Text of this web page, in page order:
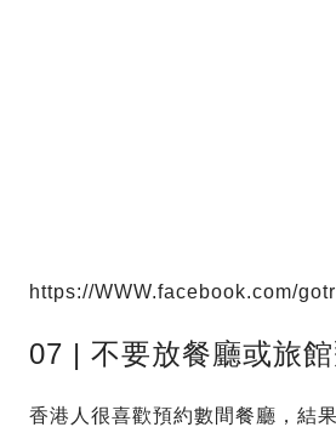
https://WWW.facebook.com/
07 | 不要放餐廳或旅
香港人很喜歡預約數間餐廳，結